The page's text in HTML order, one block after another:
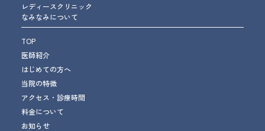
レディースクリニック
なみなみについて
TOP
医師紹介
はじめての方へ
当院の特徴
アクセス・診療時間
料金について
お知らせ